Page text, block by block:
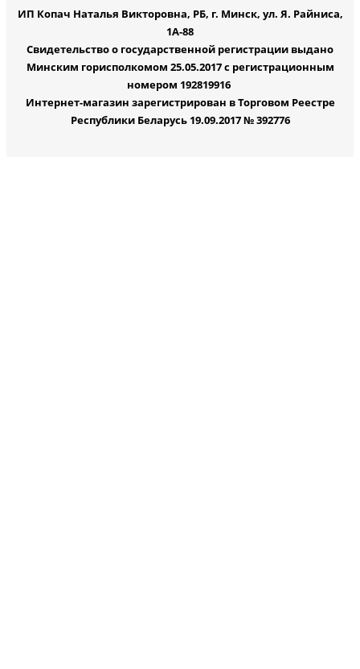
ИП Копач Наталья Викторовна, РБ, г. Минск, ул. Я. Райниса,
1А-88
Свидетельство о государственной регистрации выдано
Минским горисполкомом 25.05.2017 с регистрационным
номером 192819916
Интернет-магазин зарегистрирован в Торговом Реестре
Республики Беларусь 19.09.2017 № 392776